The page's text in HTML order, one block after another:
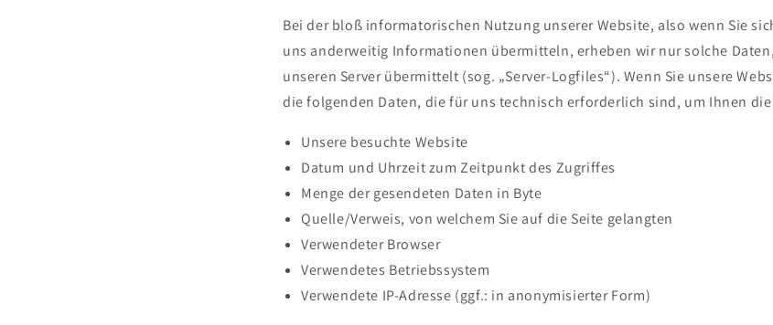
Bei der bloß informatorischen Nutzung unserer Website, also wenn Sie
uns anderweitig Informationen übermitteln, erheben wir nur solche
unseren Server übermittelt (sog. „Server-Logfiles“). Wenn Sie unsere
die folgenden Daten, die für uns technisch erforderlich sind, um Ihnen
Unsere besuchte Website
Datum und Uhrzeit zum Zeitpunkt des Zugriffes
Menge der gesendeten Daten in Byte
Quelle/Verweis, von welchem Sie auf die Seite gelangten
Verwendeter Browser
Verwendetes Betriebssystem
Verwendete IP-Adresse (ggf.: in anonymisierter Form)